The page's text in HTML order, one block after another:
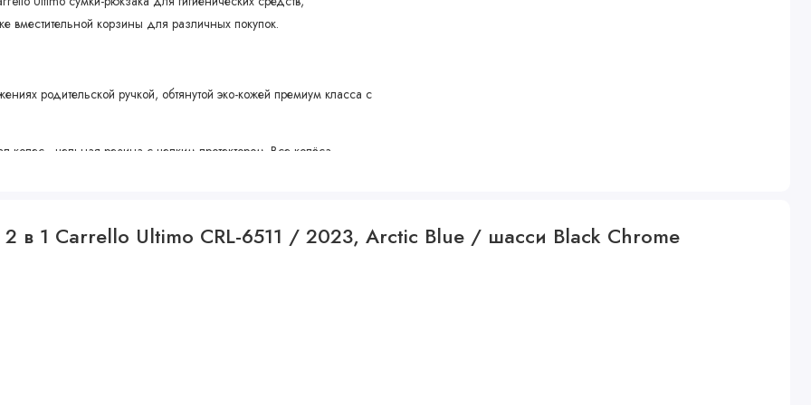
вместительной корзины для различных покупок.
родительской ручкой, обтянутой эко-кожей премиум класса с
колес - цельная резина с цепким протектором. Все колёса
2 в 1 Carrello Ultimo CRL-6511 / 2023, Arctic Blue / шасси Black Chrome